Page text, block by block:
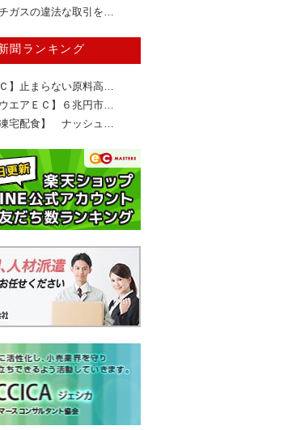
ガスの違法な取引を…
聞ランキング
】止まらない原料高…
エアＥＣ】６兆円市…
宅配食】 ナッシュ…